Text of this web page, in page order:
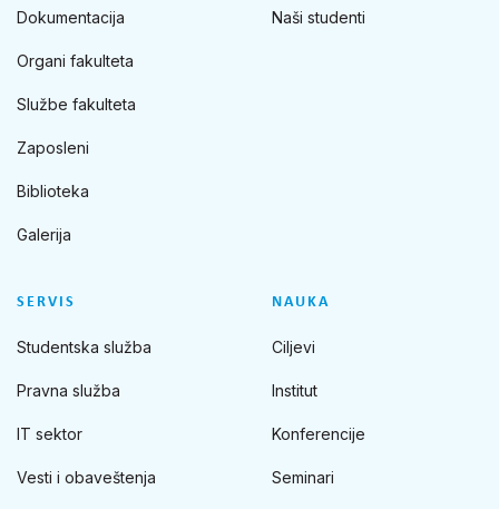
Dokumentacija
Organi fakulteta
Službe fakulteta
Zaposleni
Biblioteka
Galerija
Naši studenti
SERVIS
Studentska služba
Pravna služba
IT sektor
Vesti i obaveštenja
NAUKA
Ciljevi
Institut
Konferencije
Seminari